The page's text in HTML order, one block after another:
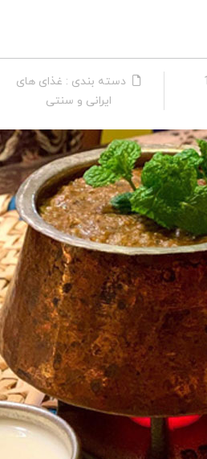
دسته بندی : غذای های
ایرانی و سنتی